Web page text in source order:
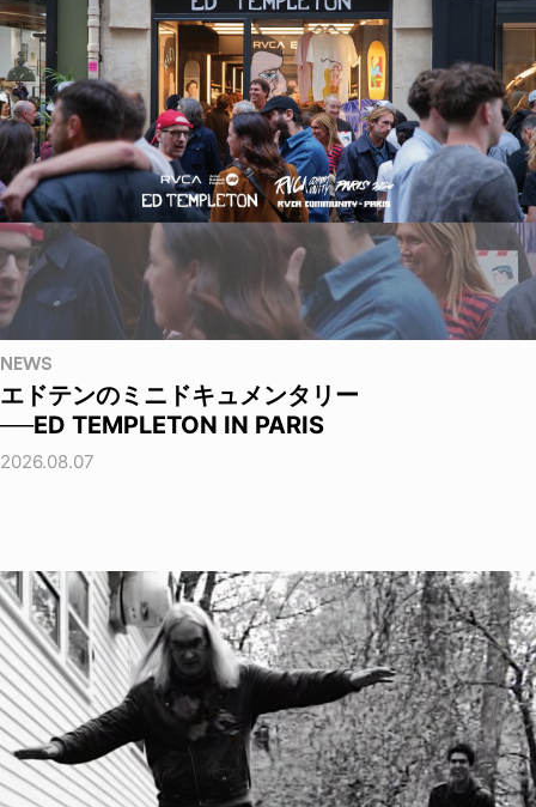
NEWS
エドテンのミニドキュメンタリー
──ED TEMPLETON IN PARIS
2026.08.07